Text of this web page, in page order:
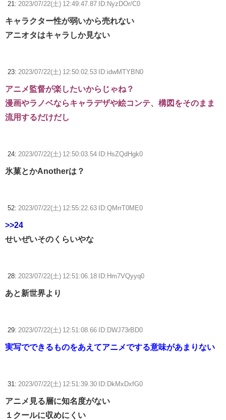
21: 2023/07/22(土) 12:49:47.87 ID:NyzDOr/C0
キャラクター性が弱いから売れない
アニオタはキャラしか見ない
23: 2023/07/22(土) 12:50:02.53 ID:idwMTYBN0
アニメ監督が楽したいからじゃね？
漫画やラノベならキャラデザや絵コンテ、構図をそのまま
流用するだけだし
24: 2023/07/22(土) 12:50:03.54 ID:HsZQdHgk0
氷菓とかAnotherは？
52: 2023/07/22(土) 12:55:22.63 ID:QMrrT0ME0
>>24
せいぜいそのくらいやな
28: 2023/07/22(土) 12:51:06.18 ID:Hm7VQyyq0
あと新世界より
29: 2023/07/22(土) 12:51:08.66 ID:DWJ73rBD0
実写でできるものをあえてアニメでする意味があまりない
31: 2023/07/22(土) 12:51:39.30 ID:DkMxDxfG0
アニメ見る層に知名度がない
１クールに収めにくい